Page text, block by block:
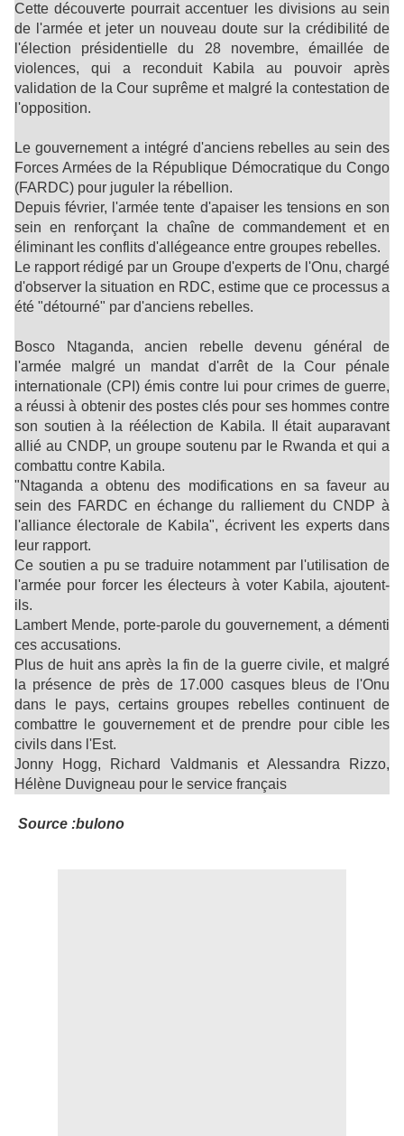
Cette découverte pourrait accentuer les divisions au sein
de l'armée et jeter un nouveau doute sur la crédibilité de
l'élection présidentielle du 28 novembre, émaillée de
violences, qui a reconduit Kabila au pouvoir après
validation de la Cour suprême et malgré la contestation de
l'opposition.
Le gouvernement a intégré d'anciens rebelles au sein des
Forces Armées de la République Démocratique du Congo
(FARDC) pour juguler la rébellion.
Depuis février, l'armée tente d'apaiser les tensions en son
sein en renforçant la chaîne de commandement et en
éliminant les conflits d'allégeance entre groupes rebelles.
Le rapport rédigé par un Groupe d'experts de l'Onu, chargé
d'observer la situation en RDC, estime que ce processus a
été "détourné" par d'anciens rebelles.
Bosco Ntaganda, ancien rebelle devenu général de
l'armée malgré un mandat d'arrêt de la Cour pénale
internationale (CPI) émis contre lui pour crimes de guerre,
a réussi à obtenir des postes clés pour ses hommes contre
son soutien à la réélection de Kabila. Il était auparavant
allié au CNDP, un groupe soutenu par le Rwanda et qui a
combattu contre Kabila.
"Ntaganda a obtenu des modifications en sa faveur au
sein des FARDC en échange du ralliement du CNDP à
l'alliance électorale de Kabila", écrivent les experts dans
leur rapport.
Ce soutien a pu se traduire notamment par l'utilisation de
l'armée pour forcer les électeurs à voter Kabila, ajoutent-
ils.
Lambert Mende, porte-parole du gouvernement, a démenti
ces accusations.
Plus de huit ans après la fin de la guerre civile, et malgré
la présence de près de 17.000 casques bleus de l'Onu
dans le pays, certains groupes rebelles continuent de
combattre le gouvernement et de prendre pour cible les
civils dans l'Est.
Jonny Hogg, Richard Valdmanis et Alessandra Rizzo,
Hélène Duvigneau pour le service français
Source :bulono